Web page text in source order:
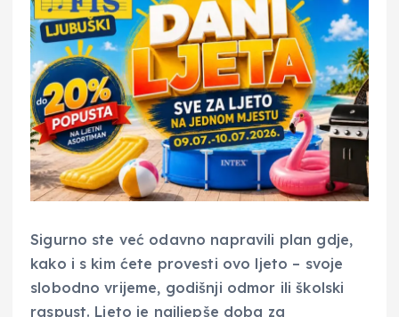
Sigurno ste već odavno napravili plan gdje,
kako i s kim ćete provesti ovo ljeto – svoje
slobodno vrijeme, godišnji odmor ili školski
raspust. Ljeto je najljepše doba za